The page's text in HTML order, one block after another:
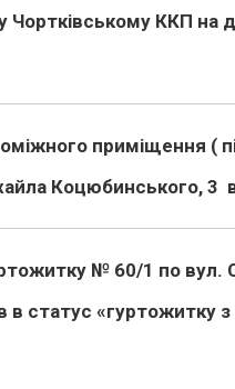
Чортківському ККП на
приміщення (
Коцюбинського, 3
№ 60/1 по
в статус